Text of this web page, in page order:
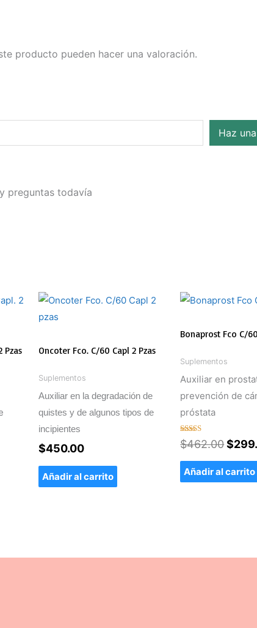
producto pueden hacer una valoración.
Haz
preguntas todavía
Pzas Oncoter Fco. C/60 Capl 2 Pzas
Suplementos
Auxiliar en la degradación de
quistes y de algunos tipos de
incipientes
$450.00
Añadir al carrito
Bonaprost Fco C/
Suplementos
Auxiliar en
prevención de
próstata
Valorado
con
de 5
$462.00
El
era:
$
Añadir al carrito